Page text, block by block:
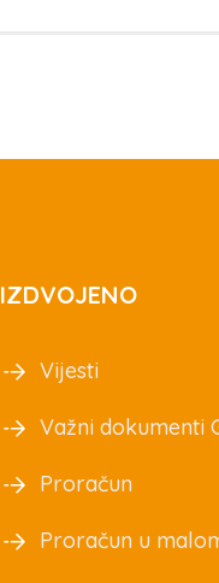
IZDVOJENO
Vijesti
Važni dokumenti
Proračun
Proračun u